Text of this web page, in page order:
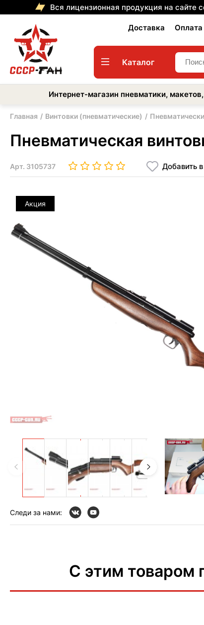
Вся лицензионная продукция на сайте
Доставка Оплата
Каталог
Интернет-магазин пневматики,
Главная Винтовки (пневматические)
Пневматическая
Арт. 3105737 Добавить
Акция
Следи за нами:
С этим товаром